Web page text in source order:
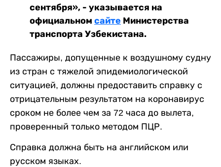
сентября», - указывается на
официальном сайте Министерства
транспорта Узбекистана.
Пассажиры, допущенные к воздушному судну
из стран с тяжелой эпидемиологической
ситуацией, должны предоставить справку с
отрицательным результатом на коронавирус
сроком не более чем за 72 часа до вылета,
проверенный только методом ПЦР.
Справка должна быть на английском или
русском языках.